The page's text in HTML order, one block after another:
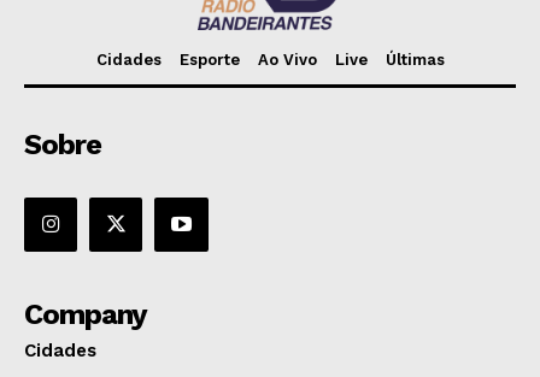
Cidades Esporte Ao Vivo Live Últimas
Sobre
Company
Cidades